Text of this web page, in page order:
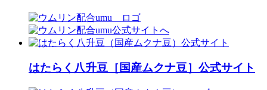
はたらく八升豆［国産ムクナ豆］公式サイト